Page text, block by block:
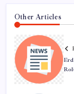
Other Articles